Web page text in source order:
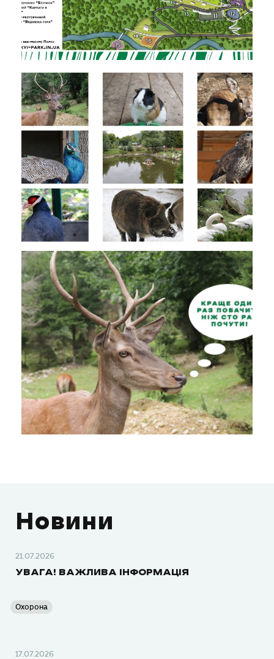
Новини
21.07.2026
УВАГА! ВАЖЛИВА ІНФОРМАЦІЯ
Охорона
17.07.2026